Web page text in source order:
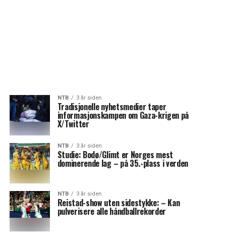
NTB 3 år siden
Tradisjonelle nyhetsmedier taper
informasjonskampen om Gaza-krigen på
X/Twitter
NTB 3 år siden
Studie: Bodø/Glimt er Norges mest
dominerende lag – på 35.-plass i verden
NTB 3 år siden
Reistad-show uten sidestykke: – Kan
pulverisere alle håndballrekorder